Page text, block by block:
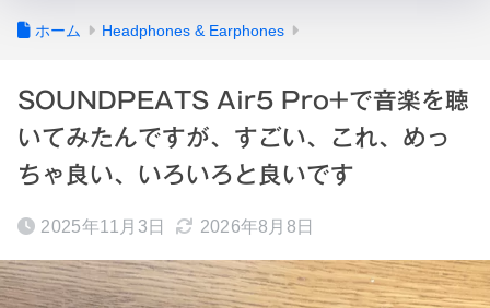
ホーム Headphones & Earphones
SOUNDPEATS Air5 Pro+で音楽を聴
いてみたんですが、すごい、これ、めっ
ちゃ良い、いろいろと良いです
2025年11月3日 2026年8月8日